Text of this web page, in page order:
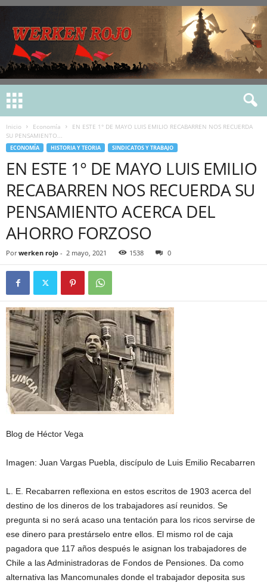
Inicio Economía
EN ESTE 1° DE MAYO LUIS EMILIO RECABARREN NOS RECUERDA
SU PENSAMIENTO...
ECONOMÍA HISTORIA Y TEORIA SINDICATOS Y TRABAJO
EN ESTE 1° DE MAYO LUIS EMILIO
RECABARREN NOS RECUERDA SU
PENSAMIENTO ACERCA DEL
AHORRO FORZOSO
Por werken rojo - 2 mayo, 2021 1538 0
Blog de Héctor Vega
Imagen: Juan Vargas Puebla, discípulo de Luis Emilio Recabarren
L. E. Recabarren reflexiona en estos escritos de 1903 acerca del
destino de los dineros de los trabajadores así reunidos. Se
pregunta si no será acaso una tentación para los ricos servirse de
ese dinero para prestárselo entre ellos. El mismo rol de caja
pagadora que 117 años después le asignan los trabajadores de
Chile a las Administradoras de Fondos de Pensiones. Da como
alternativa las Mancomunales donde el trabajador deposita sus